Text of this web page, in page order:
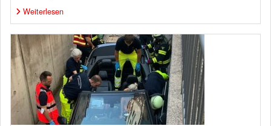
Weiterlesen